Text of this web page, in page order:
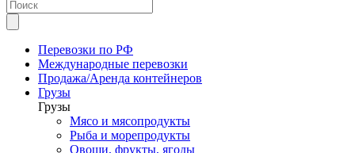
Перевозки по РФ
Международные перевозки
Продажа/Аренда контейнеров
Грузы
Грузы
Мясо и мясопродукты
Рыба и морепродукты
Овощи, фрукты, ягоды